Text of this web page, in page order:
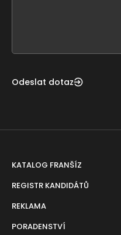
Odeslat dotaz
KATALOG FRANŠÍZ
REGISTR KANDIDÁTŮ
REKLAMA
PORADENSTVÍ